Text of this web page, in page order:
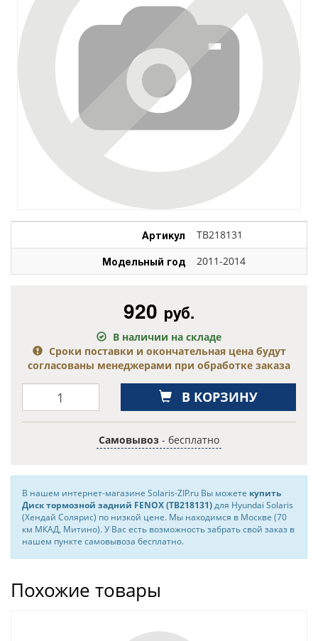
Артикул TB218131
Модельный год 2011-2014
920 руб.
В наличии на складе
Сроки поставки и окончательная цена будут
согласованы менеджерами при обработке заказа
В КОРЗИНУ
Самовывоз - бесплатно
В нашем интернет-магазине Solaris-ZIP.ru Вы можете купить
Диск тормозной задний FENOX (TB218131)для Hyundai Solaris
(Хендай Солярис) по низкой цене. Мы находимся в Москве (70
км МКАД, Митино). У Вас есть возможность забрать свой заказ в
нашем пункте самовывоза бесплатно.
Похожие товары